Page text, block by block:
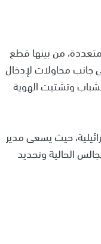
من بينها قطع
جانب محاولات لإدخال
وتشتيت الهوية
حيث يسعى مدير
الحالية وتحديد